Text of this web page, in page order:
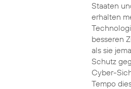
Staaten
erhalten
besseren
als sie
Schutz
Cyber-
Tempo